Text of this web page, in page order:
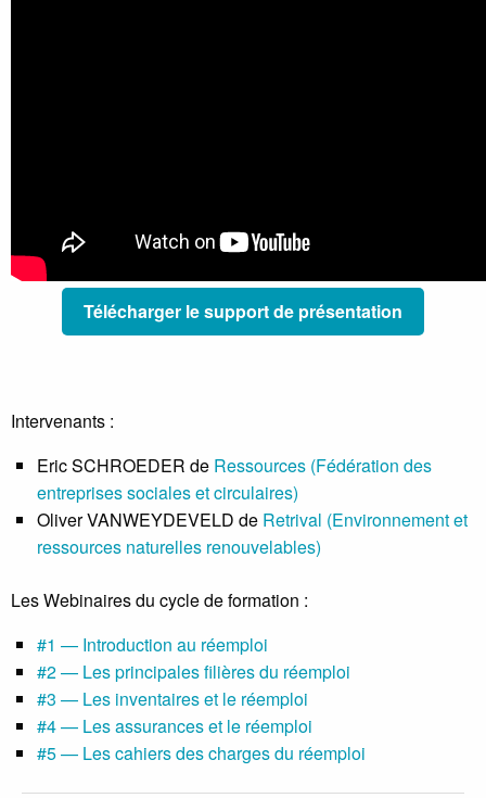
Télécharger le support de présentation
Intervenants :
Eric SCHROEDER de Ressources (Fédération des
entreprises sociales et circulaires)
Oliver VANWEYDEVELD de Retrival (Environnement et
ressources naturelles renouvelables)
Les Webinaires du cycle de formation :
#1 — Introduction au réemploi
#2 — Les principales filières du réemploi
#3 — Les inventaires et le réemploi
#4 — Les assurances et le réemploi
#5 — Les cahiers des charges du réemploi